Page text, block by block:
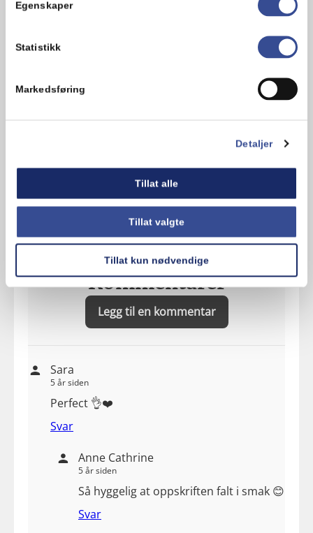
Egenskaper
Statistikk
Markedsføring
Detaljer
Tillat alle
Tillat valgte
Tillat kun nødvendige
13. Server med potetmos, friske
Kommentarer
Legg til en kommentar
Sara
5 år siden
Perfect 👌❤️
Svar
Anne Cathrine
5 år siden
Så hyggelig at oppskriften falt i smak 😊
Svar